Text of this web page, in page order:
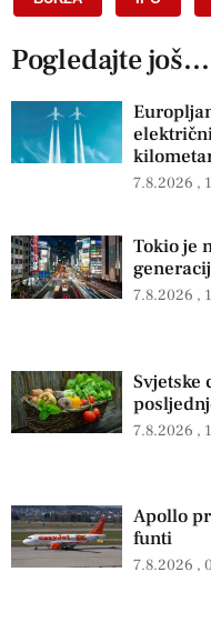
Pogledajte još...
7.8.2026
Tokio je
7.8.2026
Svjetske
7.8.2026
Apollo
funti
7.8.2026